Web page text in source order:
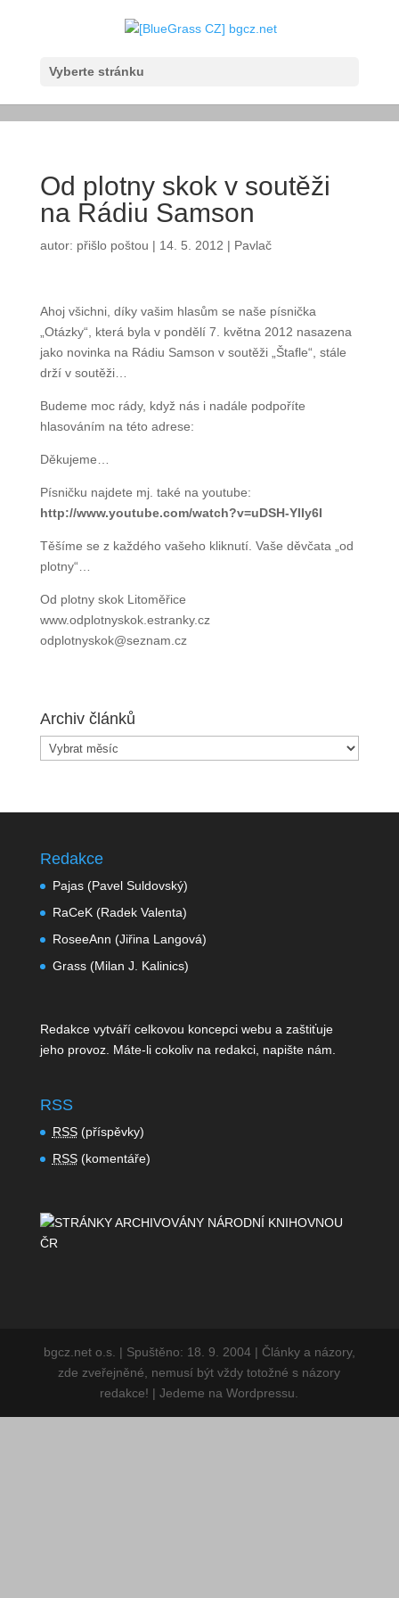
Vyberte stránku
Od plotny skok v soutěži
na Rádiu Samson
autor:přišlo poštou |14. 5. 2012|Pavlač
Ahoj všichni, díky vašim hlasům se naše písnička
„Otázky“, která byla v pondělí 7. května 2012
nasazena jako novinka na Rádiu Samson v soutěži
„Štafle“, stále drží v soutěži…
Budeme moc rády, když nás i nadále podpoříte
hlasováním na této adrese:
Děkujeme…
Písničku najdete mj. také na youtube:
http://www.youtube.com/watch?v=uDSH-YlIy6I
Těšíme se z každého vašeho kliknutí. Vaše děvčata
„od plotny“…
Od plotny skok Litoměřice
www.odplotnyskok.estranky.cz
odplotnyskok@seznam.cz
Archiv článků
Archiv
článků
Redakce
Pajas (Pavel Suldovský)
RaCeK (Radek Valenta)
RoseeAnn (Jiřina Langová)
Grass (Milan J. Kalinics)
Redakce vytváří celkovou koncepci webu a zaštiťuje
jeho provoz. Máte-li cokoliv na redakci,napište nám
RSS
RSS(příspěvky)
RSS(komentáře)
názory, zde zveřejněné, nemusí být vždy totožné s
názory redakce! | Jedeme na Wordpressu.